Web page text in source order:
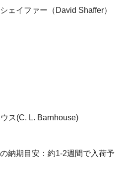
ェイファー（David Shaffer）
ス(C. L. Barnhouse)
納期目安：約1-2週間で入荷予